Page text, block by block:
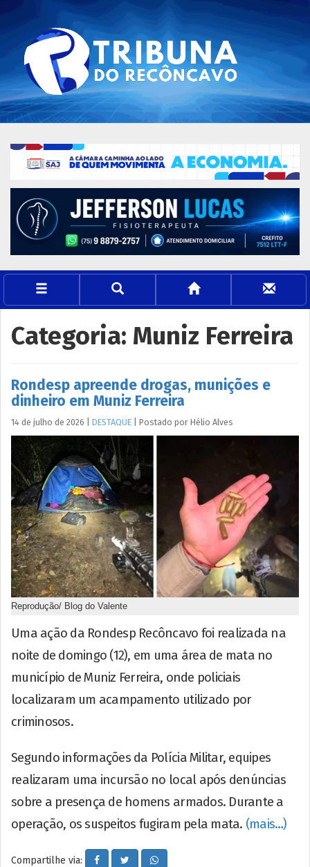
Categoria: Muniz Ferreira
Rondesp apreende drogas, munições e
dinheiro em Muniz Ferreira
14 de julho de 2026 DESTAQUE Postado por Hélio Alves
Reprodução/ Blog do Valente
Uma ação da Rondesp Recôncavo foi realizada na
noite de domingo (12), em uma área de mata no
município de Muniz Ferreira, onde policiais
localizaram um acampamento utilizado por
criminosos.
Segundo informações da Polícia Militar, equipes
realizaram uma incursão no local após denúncias
sobre a presença de homens armados. Durante a
operação, os suspeitos fugiram pela mata. (mais…)
Compartilhe via: